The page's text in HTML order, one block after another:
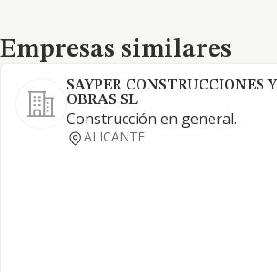
Empresas similares
Empresas similares
SAYPER CONSTRUCCIONES Y
OBRAS SL
Construcción en general.
ALICANTE